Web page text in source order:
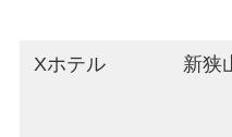
Xホテル 新狭